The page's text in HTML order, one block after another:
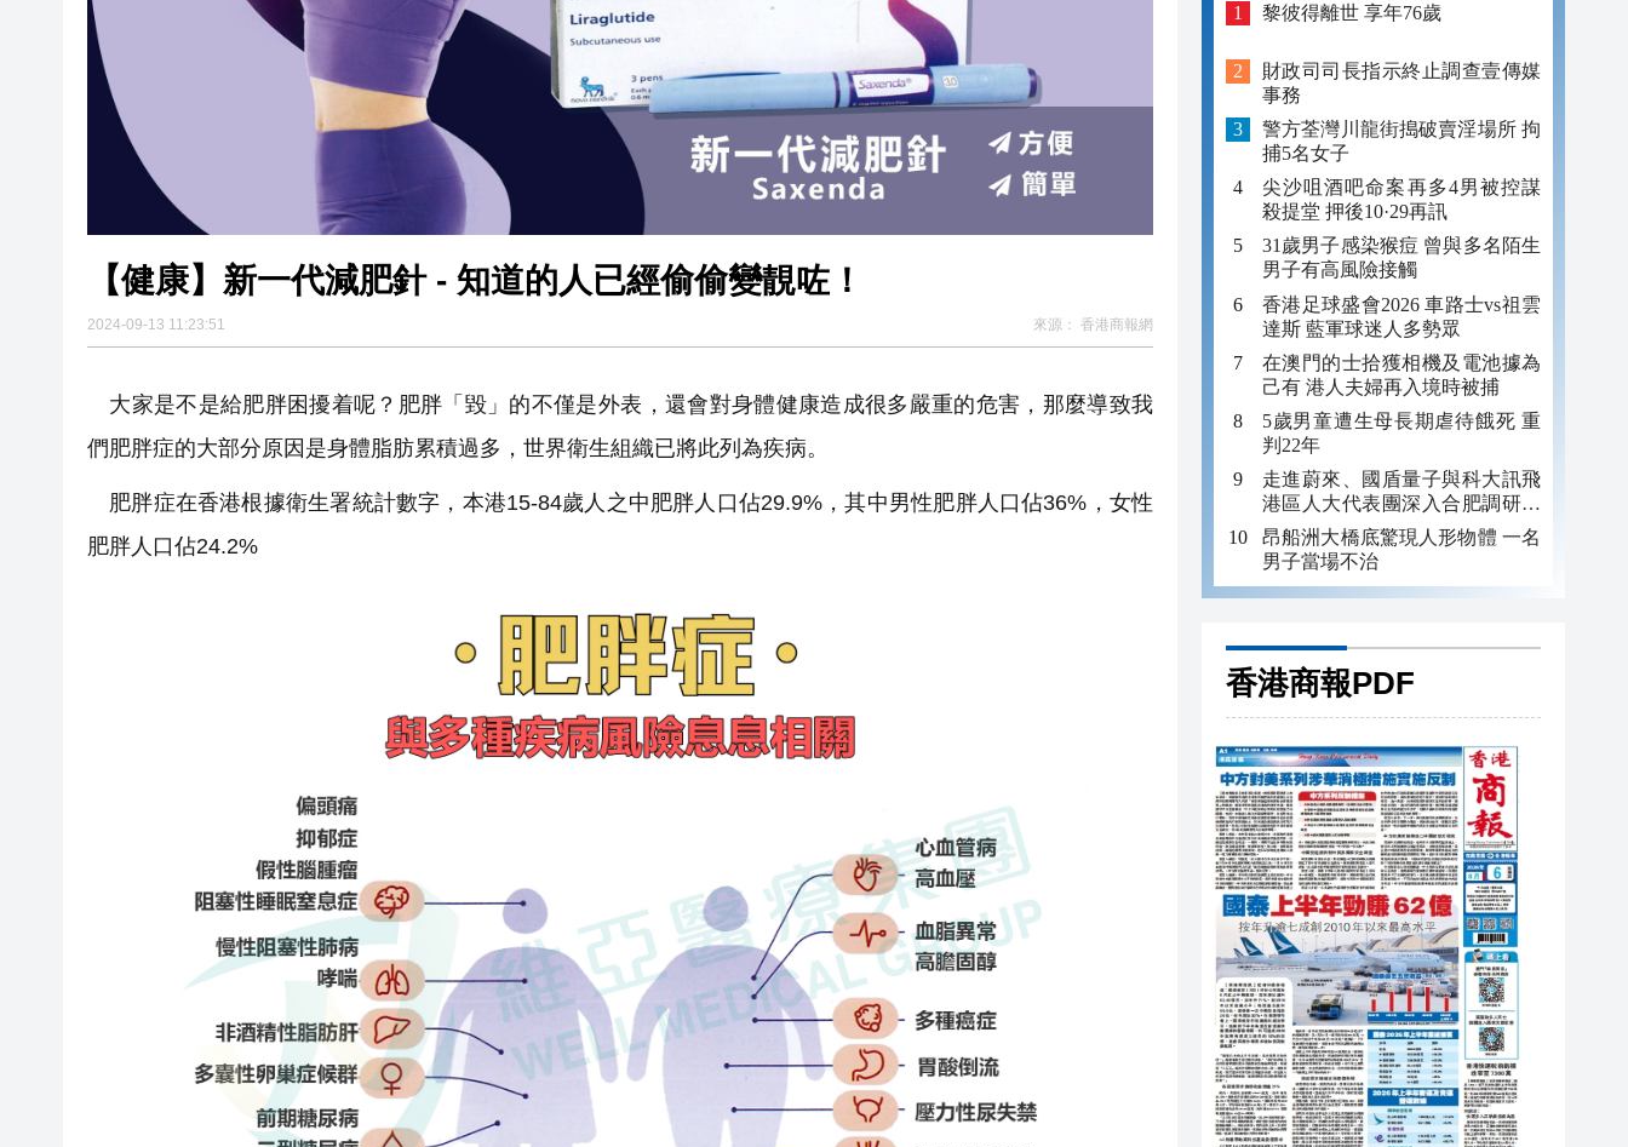
【健康】新一代減肥針 - 知道的人已經偷偷變靚咗！
2024-09-13 11:23:51 來源： ​ 香港商報網
大家是不是給肥胖困擾着呢？肥胖「毀」的不僅是外表，還會對身體健康造成很多嚴重的危害，那麼導致我
們肥胖症的大部分原因是身體脂肪累積過多，世界衛生組織已將此列為疾病。
肥胖症在香港根據衛生署統計數字，本港15-84歲人之中肥胖人口佔29.9%，其中男性肥胖人口佔36%，女性
肥胖人口佔24.2%
黎彼得離世 享年76歲
財政司司長指示終止調查壹傳媒
事務
警方荃灣川龍街搗破賣淫場所 拘
捕5名女子
尖沙咀酒吧命案再多4男被控謀
殺提堂 押後10·29再訊
31歲男子感染猴痘 曾與多名陌生
男子有高風險接觸
香港足球盛會2026 車路士vs祖雲
達斯 藍軍球迷人多勢眾
在澳門的士拾獲相機及電池據為
己有 港人夫婦再入境時被捕
5歲男童遭生母長期虐待餓死 重
判22年
走進蔚來、國盾量子與科大訊飛
港區人大代表團深入合肥調研科
創成果
昂船洲大橋底驚現人形物體 一名
男子當場不治
香港商報PDF